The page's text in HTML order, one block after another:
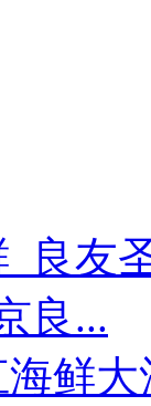
_良友
良...
鲜